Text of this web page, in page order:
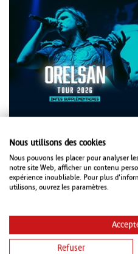
Nous utilisons des cookies
Nous pouvons les placer pour analyser
notre site Web, afficher un contenu
expérience inoubliable. Pour plus
utilisons, ouvrez les paramètres.
Refuser